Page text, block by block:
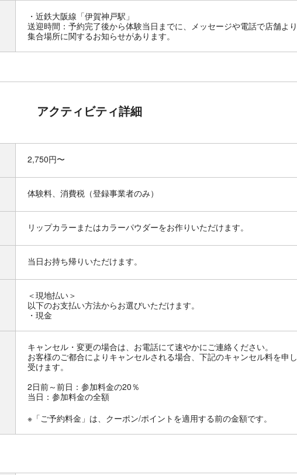
近鉄大阪線「伊賀神戸駅」
送迎時間：予約完了後から体験当日までに、メッセージや電話で店舗より
集合場所に関するお知らせがあります。
アクティビティ詳細
2,750円〜
体験料、消費税（登録事業者のみ）
リップカラーまたはカラーパウダーをお作りいただけます。
当日お持ち帰りいただけます。
＜現地払い＞
以下のお支払い方法からお選びいただけます。
・現金
キャンセル・変更の場合は、お電話にて速やかにご連絡ください。
お客様のご都合によりキャンセルされる場合、下記のキャンセル料を申し
受けます。
2日前～前日：参加料金の20％
当日：参加料金の全額
※「ご予約料金」は、クーポン/ポイントを適用する前の金額です。